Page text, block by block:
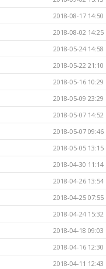
2018-08-17 14:50
2018-08-02 14:25
2018-05-24 14:58
2018-05-22 21:10
2018-05-16 10:29
2018-05-09 23:29
2018-05-07 14:52
2018-05-07 09:46
2018-05-05 13:15
2018-04-30 11:14
2018-04-26 13:54
2018-04-25 07:55
2018-04-24 15:32
2018-04-18 09:03
2018-04-16 12:30
2018-04-11 12:43